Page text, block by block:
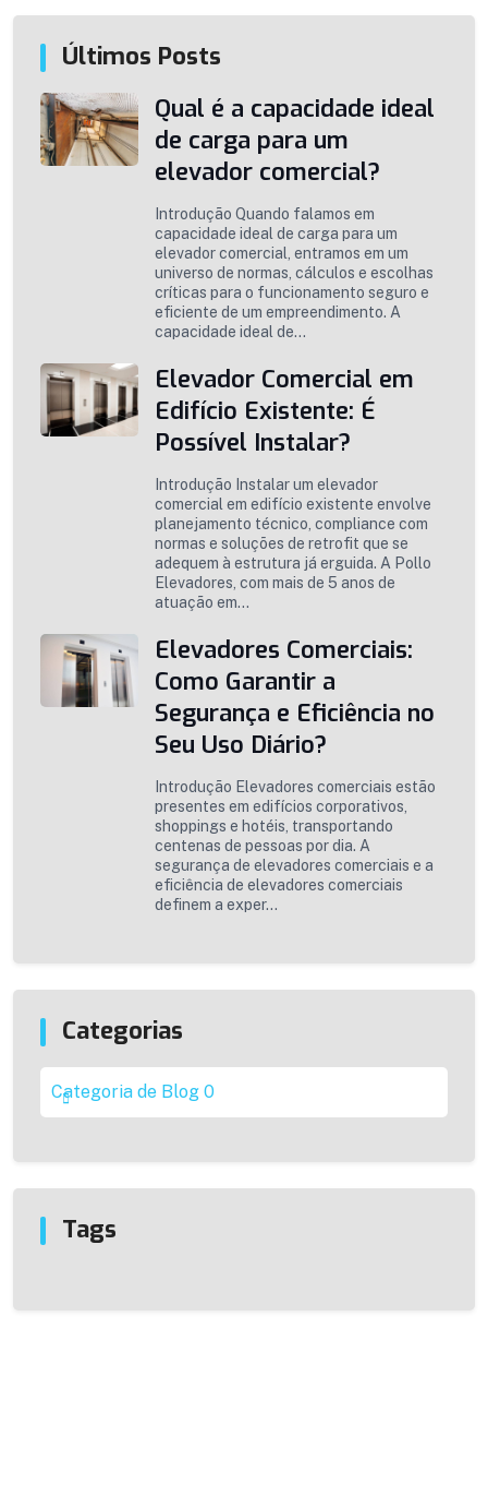
Últimos Posts
Qual é a capacidade ideal
de carga para um
elevador comercial?
Introdução Quando falamos em
capacidade ideal de carga para um
elevador comercial, entramos em um
universo de normas, cálculos e escolhas
críticas para o funcionamento seguro e
eficiente de um empreendimento. A
capacidade ideal de...
Elevador Comercial em
Edifício Existente: É
Possível Instalar?
Introdução Instalar um elevador
comercial em edifício existente envolve
planejamento técnico, compliance com
normas e soluções de retrofit que se
adequem à estrutura já erguida. A Pollo
Elevadores, com mais de 5 anos de
atuação em...
Elevadores Comerciais:
Como Garantir a
Segurança e Eficiência no
Seu Uso Diário?
Introdução Elevadores comerciais estão
presentes em edifícios corporativos,
shoppings e hotéis, transportando
centenas de pessoas por dia. A
segurança de elevadores comerciais e a
eficiência de elevadores comerciais
definem a exper...
Categorias
Categoria de Blog 0
Tags